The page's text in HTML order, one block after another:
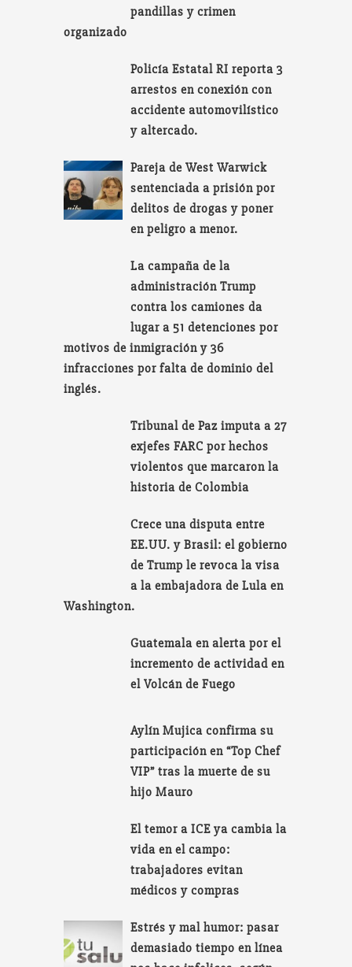
pandillas y crimen
organizado
Policía Estatal RI reporta 3
arrestos en conexión con
accidente automovilístico
y altercado.
Pareja de West Warwick
sentenciada a prisión por
delitos de drogas y poner
en peligro a menor.
La campaña de la
administración Trump
contra los camiones da
lugar a 51 detenciones por
motivos de inmigración y 36
infracciones por falta de dominio del
inglés.
Tribunal de Paz imputa a 27
exjefes FARC por hechos
violentos que marcaron la
historia de Colombia
Crece una disputa entre
EE.UU. y Brasil: el gobierno
de Trump le revoca la visa
a la embajadora de Lula en
Washington.
Guatemala en alerta por el
incremento de actividad en
el Volcán de Fuego
Aylín Mujica confirma su
participación en “Top Chef
VIP” tras la muerte de su
hijo Mauro
El temor a ICE ya cambia la
vida en el campo:
trabajadores evitan
médicos y compras
Estrés y mal humor: pasar
demasiado tiempo en línea